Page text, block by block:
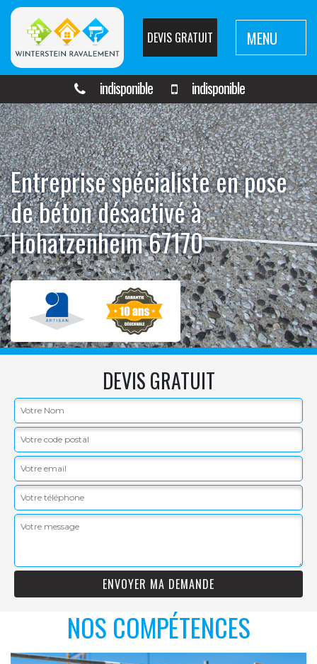
DEVIS GRATUIT MENU
indisponible indisponible
Entreprise spécialiste en pose
de béton désactivé à
Hohatzenheim 67170
DEVIS GRATUIT
NOS COMPÉTENCES